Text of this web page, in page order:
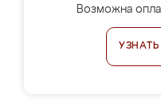
Возможна